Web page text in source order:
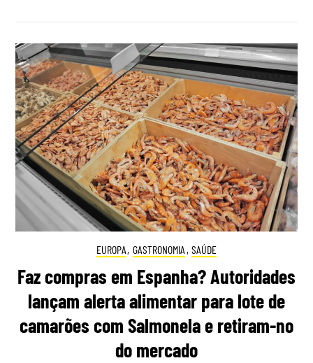
EUROPA, GASTRONOMIA , SAÚDE
Faz compras em Espanha? Autoridades
lançam alerta alimentar para lote de
camarões com Salmonela e retiram-no
do mercado